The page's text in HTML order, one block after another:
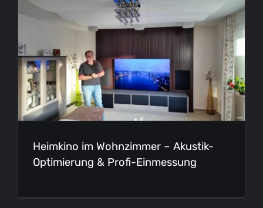
Heimkino im Wohnzimmer – Akustik-
Optimierung & Profi-Einmessung